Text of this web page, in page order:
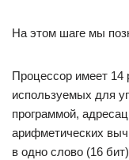
На этом шаге мы
Процессор имеет 14
используемых для
программой,
арифметических
в одно слово (16